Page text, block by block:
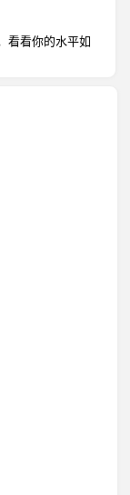
看看你的水平如